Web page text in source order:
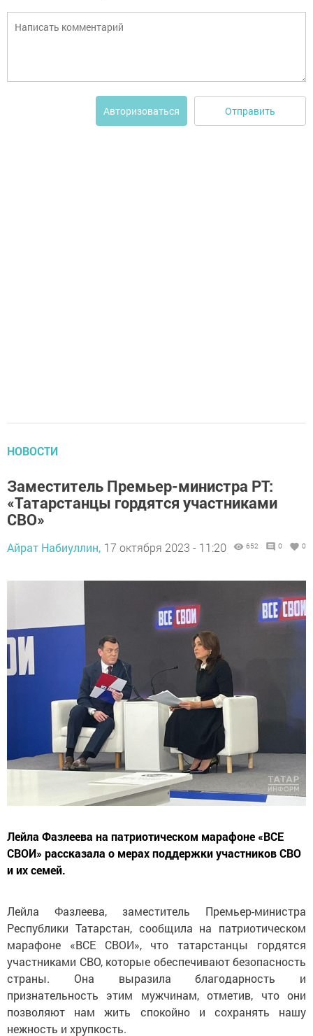
Авторизоваться Отправить
НОВОСТИ
Заместитель Премьер-министра РТ:
«Татарстанцы гордятся участниками
СВО»
Айрат Набиуллин, 17 октября 2023 - 11:20 652 0 0
Лейла Фазлеева на патриотическом марафоне «ВСЕ
СВОИ» рассказала о мерах поддержки участников СВО
и их семей.
Лейла Фазлеева, заместитель Премьер-министра
Республики Татарстан, сообщила на патриотическом
марафоне «ВСЕ СВОИ», что татарстанцы гордятся
участниками СВО, которые обеспечивают безопасность
страны. Она выразила благодарность и
признательность этим мужчинам, отметив, что они
позволяют нам жить спокойно и сохранять нашу
нежность и хрупкость.